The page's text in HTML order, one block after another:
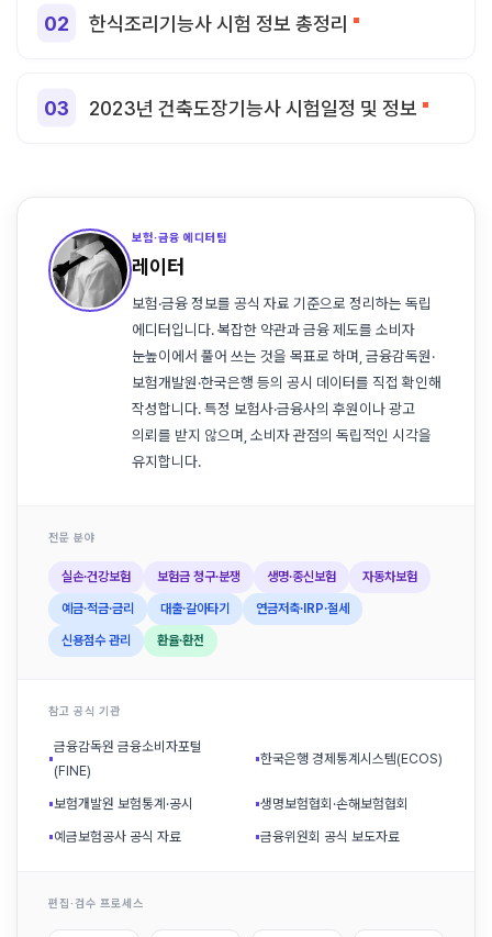
한식조리기능사 시험 정보 총정리
2023년 건축도장기능사 시험일정 및 정보
보험·금융 에디터팀
레이터
보험·금융 정보를 공식 자료 기준으로 정리하는 독립
에디터입니다. 복잡한 약관과 금융 제도를 소비자
눈높이에서 풀어 쓰는 것을 목표로 하며, 금융감독원·
보험개발원·한국은행 등의 공시 데이터를 직접 확인해
작성합니다. 특정 보험사·금융사의 후원이나 광고
의뢰를 받지 않으며, 소비자 관점의 독립적인 시각을
유지합니다.
전문 분야
실손·건강보험 보험금 청구·분쟁 생명·종신보험 자동차보험
예금·적금·금리 대출·갈아타기 연금저축·IRP·절세
신용점수 관리 환율·환전
참고 공식 기관
▪
금융감독원 금융소비자포털
(FINE)
▪한국은행 경제통계시스템(ECOS)
▪보험개발원 보험통계·공시 ▪생명보험협회·손해보험협회
▪예금보험공사 공식 자료 ▪금융위원회 공식 보도자료
편집·검수 프로세스